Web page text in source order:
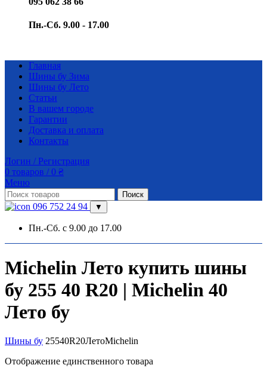
Пн.-Сб. 9.00 - 17.00
Главная
Шины бу Зима
Шины бу Лето
Статьи
В вашем городе
Гарантии
Доставка и оплата
Контакты
Логин / Регистрация
0 товаров / 0 ₴
Меню
Поиск
096 752 24 94 ▼
Пн.-Сб. с 9.00 до 17.00
Michelin Лето купить шины
бу 255 40 R20 | Michelin 40
Лето бу
Шины бу 25540R20ЛетоMichelin
Отображение единственного товара